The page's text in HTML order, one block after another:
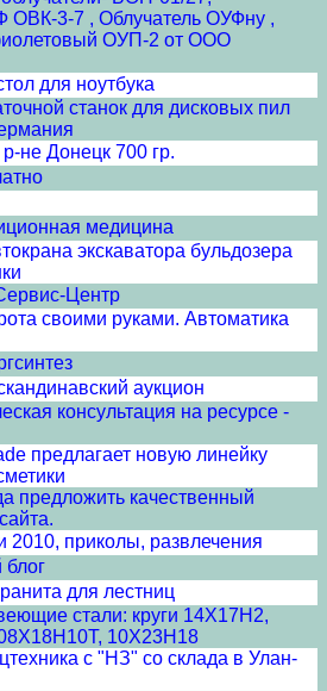
ОВК-3-7 , Облучатель ОУФну ,
ОУП-2 от ООО
для ноутбука
станок для дисковых пил
не Донецк 700 гр.
медицина
экскаватора бульдозера
Центр
своими руками. Автоматика
аукцион
консультация на ресурсе -
предлагает новую линейку
предложить качественный
2010, приколы, развлечения
для лестниц
стали: круги 14Х17Н2,
10Х23Н18
с "НЗ" со склада в Улан-